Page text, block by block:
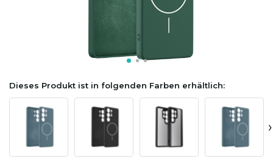
Dieses Produkt ist in folgenden Farben erhältlich:
›